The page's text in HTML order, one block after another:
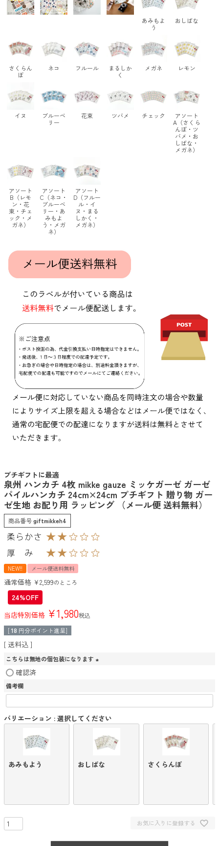
あみもよ
う
おしばな
さくらん
ぼ
ネコ フルール
まるしか
く
メガネ レモン
イヌ
ブルーベ
リー
花束 ツバメ チェック
アソート
A（さくら
んぼ・ツ
バメ・お
しばな・
メガネ）
アソート
B（レモ
ン・花
束・チェ
ック・メ
ガネ）
アソート
C（ネコ・
ブルーベ
リー・あ
みもよ
う・メガ
ネ）
アソート
D（フルー
ル・イ
ヌ・まる
しかく・
メガネ）
プチギフトに最適
泉州 ハンカチ 4枚 mikke gauze ミッケガーゼ ガーゼ
パイルハンカチ 24cm×24cm プチギフト 贈り物 ガー
ゼ生地 お配り用 ラッピング （メール便 送料無料）
商品番号giftmikkeh4
NEW!! メール便送料無料
通常価格 ¥2,599のところ
24%OFF
当店特別価格 ¥1,980税込
[ 18 円分ポイント進呈]
送料込
こちらは無地の個包装になります
)
確認済
備考欄
バリエーション 選択してください
あみもよう おしばな さくらんぼ
お気に入りに登録する